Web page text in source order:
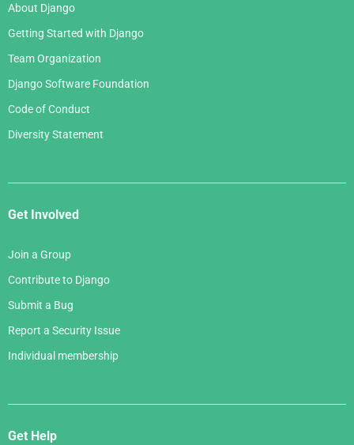
About Django
Getting Started with Django
Team Organization
Django Software Foundation
Code of Conduct
Diversity Statement
Get Involved
Join a Group
Contribute to Django
Submit a Bug
Report a Security Issue
Individual membership
Get Help